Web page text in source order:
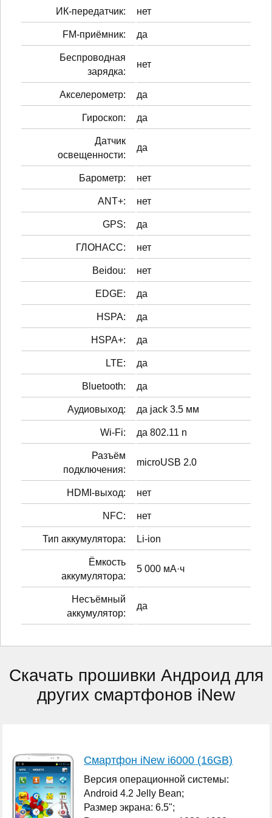
ИК-передатчик: нет
FM-приёмник: да
Беспроводная
зарядка:
нет
Акселерометр: да
Гироскоп: да
Датчик
освещенности:
да
Барометр: нет
ANT+: нет
GPS: да
ГЛОНАСС: нет
Beidou: нет
EDGE: да
HSPA: да
HSPA+: да
LTE: да
Bluetooth: да
Аудиовыход: да jack 3.5 мм
Wi-Fi: да 802.11 n
Разъём
подключения:
microUSB 2.0
HDMI-выход: нет
NFC: нет
Тип аккумулятора: Li-ion
Ёмкость
аккумулятора:
5 000 мА·ч
Несъёмный
аккумулятор:
да
Скачать прошивки Андроид для
других смартфонов iNew
Смартфон iNew i6000 (16GB)
Версия операционной системы:
Android 4.2 Jelly Bean;
Размер экрана: 6.5";